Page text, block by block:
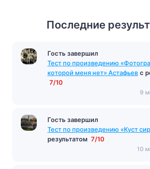
Последние
Гость завершил
Тест: «Живое пламя» с
8
которой меня нет» Астафьев
7/10